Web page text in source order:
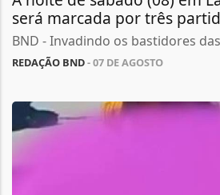
será marcada por três
BND - Invadindo os bastidores
REDAÇÃO BND- 07 DE AGOSTO